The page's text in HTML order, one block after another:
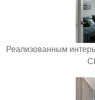
Реализованным